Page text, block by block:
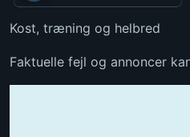
Kost, træning og helbred
Faktuelle fejl og annoncer